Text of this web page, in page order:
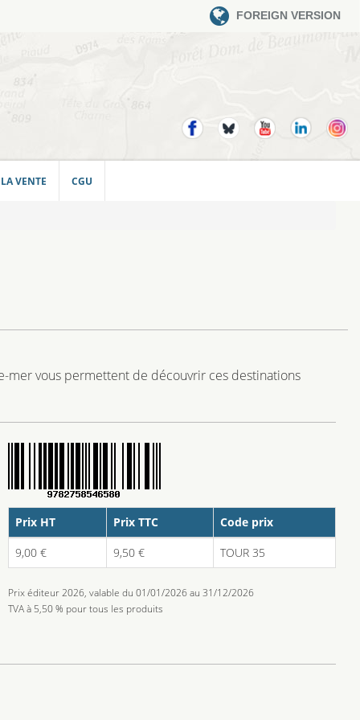
FOREIGN VERSION
VENTE CGU
mer vous permettent de découvrir ces destinations
Prix HT Prix TTC
Code prix
9,00 €
9,50 € TOUR 35
Prix éditeur 2026, valable du 01/01/2026 au 31/12/2026
TVA à 5,50 % pour tous les produits